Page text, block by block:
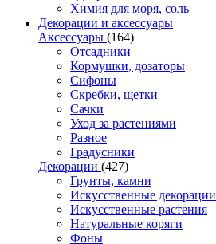
Химия для моря, соль
Декорации и аксессуары
Аксессуары (164)
Отсадники
Кормушки, дозаторы
Сифоны
Скребки, щетки
Сачки
Уход за растениями
Разное
Градусники
Декорации (427)
Грунты, камни
Искусственные декорации
Искусственные растения
Натуральные коряги
Фоны